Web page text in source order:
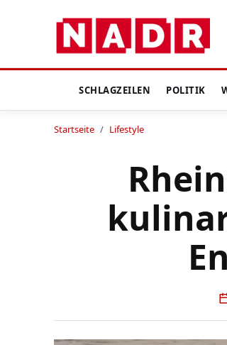
SCHLAGZEILEN POLITIK
Startseite / Lifestyle